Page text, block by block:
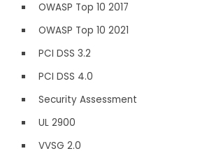
OWASP Top 10 2017
OWASP Top 10 2021
PCI DSS 3.2
PCI DSS 4.0
Security Assessment
UL 2900
VVSG 2.0